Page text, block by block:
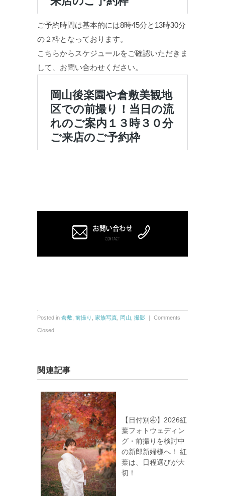
ご予約時間は基本的には8時45分と13時30分
の２枠となっております。
こちらからスケジュールをご確認いただきま
して、お問い合わせください。
Posted in 倉敷 前撮り 家族写真 岡山 撮影 ｜ Comments
Closed
関連記事
【日付別④】2026紅
葉フォトウェディン
グ・前撮りを検討中
の新郎新婦様へ！ 紅
葉は、日程選びが大
切！